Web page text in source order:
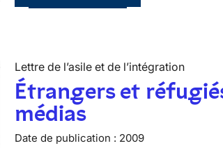
Lettre de l’asile et de l’intégration
Étrangers et
médias
Date de publication : 2009